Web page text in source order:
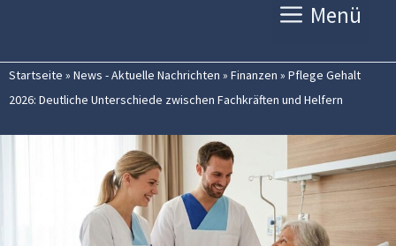
Menü
Startseite » News - Aktuelle Nachrichten » Finanzen » Pflege Gehalt
2026: Deutliche Unterschiede zwischen Fachkräften und Helfern